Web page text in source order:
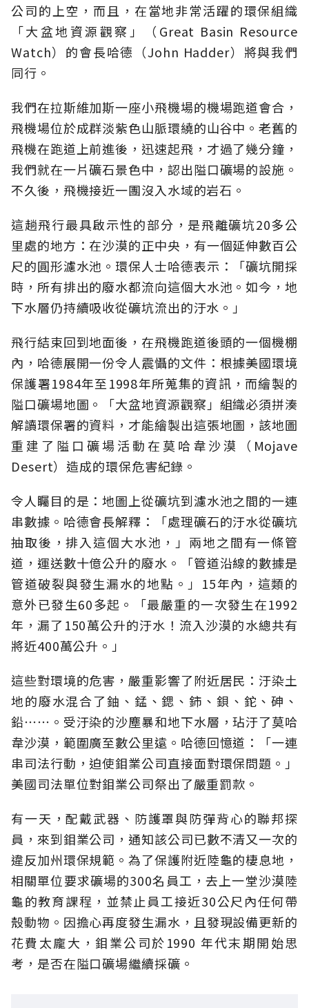
公司的上空，而且，在當地非常活躍的環保組織
「大盆地資源觀察」（Great Basin Resource
Watch）的會長哈德（John Hadder）將與我們
同行。
我們在拉斯維加斯一座小飛機場的機場跑道會合，
飛機場位於成群淡紫色山脈環繞的山谷中。老舊的
飛機在跑道上前進後，迅速起飛，才過了幾分鐘，
我們就在一片礦石景色中，認出隘口礦場的設施。
不久後，飛機接近一團沒入水域的岩石。
這趟飛行最具啟示性的部分，是飛離礦坑20多公
里處的地方：在沙漠的正中央，有一個延伸數百公
尺的圓形濾水池。環保人士哈德表示：「礦坑開採
時，所有排出的廢水都流向這個大水池。如今，地
下水層仍持續吸收從礦坑流出的汙水。」
飛行結束回到地面後，在飛機跑道後頭的一個機棚
內，哈德展開一份令人震懾的文件：根據美國環境
保護署1984年至1998年所蒐集的資訊，而繪製的
隘口礦場地圖。「大盆地資源觀察」組織必須拼湊
解讀環保署的資料，才能繪製出這張地圖，該地圖
重建了隘口礦場活動在莫哈韋沙漠（Mojave
Desert）造成的環保危害紀錄。
令人矚目的是：地圖上從礦坑到濾水池之間的一連
串數據。哈德會長解釋：「處理礦石的汙水從礦坑
抽取後，排入這個大水池，」兩地之間有一條管
道，運送數十億公升的廢水。「管道沿線的數據是
管道破裂與發生漏水的地點。」15年內，這類的
意外已發生60多起。「最嚴重的一次發生在1992
年，漏了150萬公升的汙水！流入沙漠的水總共有
將近400萬公升。」
這些對環境的危害，嚴重影響了附近居民：汙染土
地的廢水混合了鈾、錳、鍶、鈰、鋇、鉈、砷、
鉛⋯⋯。受汙染的沙塵暴和地下水層，玷汙了莫哈
韋沙漠，範圍廣至數公里遠。哈德回憶道：「一連
串司法行動，迫使鉬業公司直接面對環保問題。」
美國司法單位對鉬業公司祭出了嚴重罰款。
有一天，配戴武器、防護罩與防彈背心的聯邦探
員，來到鉬業公司，通知該公司已數不清又一次的
違反加州環保規範。為了保護附近陸龜的棲息地，
相關單位要求礦場的300名員工，去上一堂沙漠陸
龜的教育課程，並禁止員工接近30公尺內任何帶
殼動物。因擔心再度發生漏水，且發現設備更新的
花費太龐大，鉬業公司於1990 年代末期開始思
考，是否在隘口礦場繼續採礦。